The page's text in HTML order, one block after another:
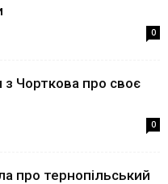
0
Чорткова про своє
0
про тернопільський